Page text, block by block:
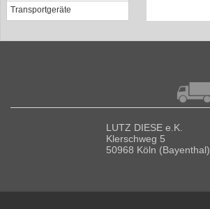
Transportgeräte
LUTZ DIESE e.K.
Klerschweg 5
50968 Köln (Bayenthal)